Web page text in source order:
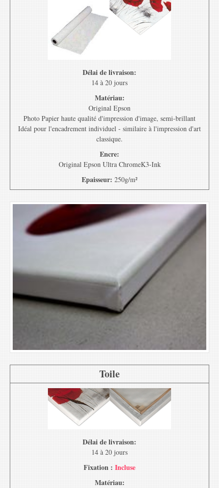
Délai de livraison:
14 à 20 jours
Matériau:
Original Epson
Photo Papier haute qualité d'impression d'image, semi-brillant
Idéal pour l'encadrement individuel - similaire à l'impression d'art
classique.
Encre:
Original Epson Ultra ChromeK3-Ink
Epaisseur: 250g/m²
Toile
Délai de livraison:
14 à 20 jours
Fixation : Incluse
Matériau: